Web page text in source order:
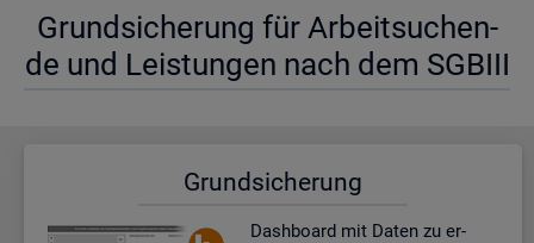
Grund­si­che­rung für Ar­beit­su­chen­
de und Leis­tun­gen nach dem SGBIII
Grund­si­che­rung
Dash­board mit Daten zu er­